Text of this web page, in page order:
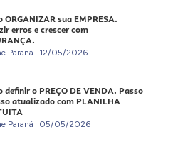
ORGANIZAR sua EMPRESA.
erros e crescer com
Paraná 12/05/2026
definir o PREÇO DE VENDA. Passo
atualizado com PLANILHA
Paraná 05/05/2026